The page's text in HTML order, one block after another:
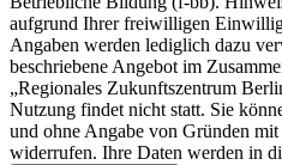
aufgrund Ihrer freiwilligen
Angaben werden lediglich dazu
beschriebene Angebot im
„Regionales Zukunftszentrum
Nutzung findet nicht statt. Sie
und ohne Angabe von Gründen
widerrufen. Ihre Daten werden in